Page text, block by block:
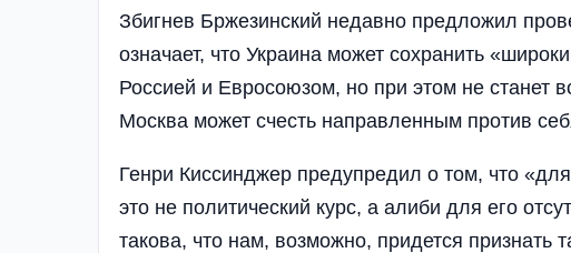
Збигнев Бржезинский недавно предложил
означает, что Украина может сохранить
Россией и Евросоюзом, но при этом не станет
Москва может счесть направленным против
Генри Киссинджер предупредил о том, что
это не политический курс, а алиби для его
такова, что нам, возможно, придется признать